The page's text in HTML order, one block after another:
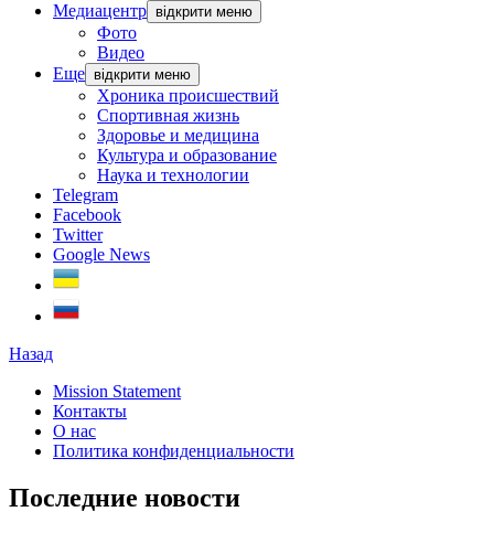
Медиацентр відкрити меню
Фото
Видео
Еще відкрити меню
Хроника происшествий
Спортивная жизнь
Здоровье и медицина
Культура и образование
Наука и технологии
Telegram
Facebook
Twitter
Google News
Назад
Mission Statement
Контакты
О нас
Политика конфиденциальности
Последние новости